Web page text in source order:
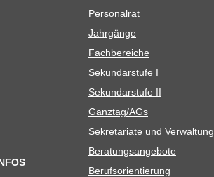
Per­so­nal­rat
Jahr­gänge
Fach­be­rei­che
Sekun­dar­stufe I
Sekun­dar­stufe II
Ganztag/​​AGs
Sekre­ta­riate und Verwaltung
Bera­tungs­an­ge­bote
Berufs­ori­en­tie­rung